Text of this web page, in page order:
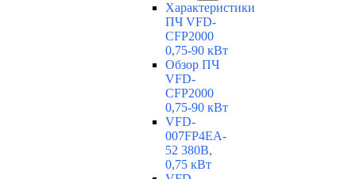
Характеристики
ПЧ VFD-
CFP2000
0,75-90 кВт
Обзор ПЧ
VFD-
CFP2000
0,75-90 кВт
VFD-
007FP4EA-
52 380В,
0,75 кВт